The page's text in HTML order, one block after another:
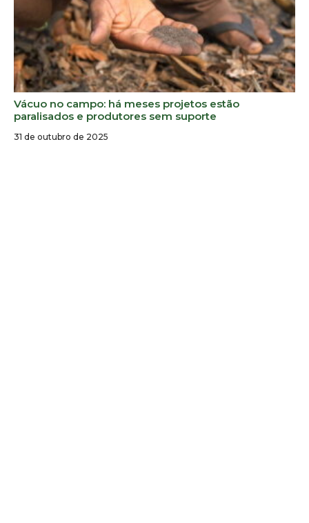
Vácuo no campo: há meses projetos estão
paralisados e produtores sem suporte
31 de outubro de 2025